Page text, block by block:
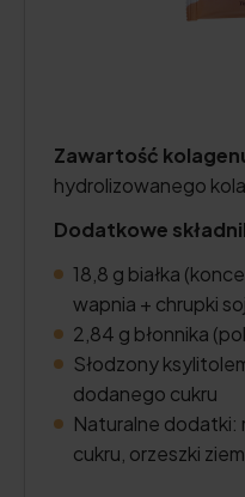
Zawartość
hydrolizowanego
Dodatkowe
18,8 g białka
wapnia + chrupki
2,84 g błonnika
Słodzony
dodanego cukru
Naturalne dodatki:
cukru, orzeszki